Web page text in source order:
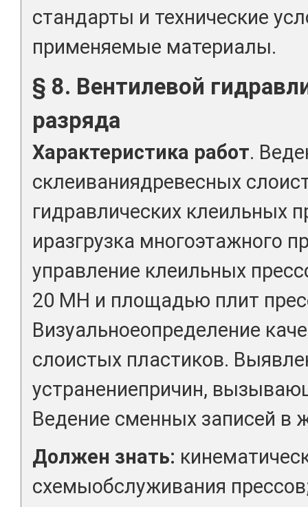
стандарты и технические
применяемые материалы.
§ 8. Вентилевой
разряда
Характеристика работ.
склеиваниядревесных
гидравлических клеильных
иразгрузка многоэтажного
управление клеильных
20 МН и площадью плит
Визуальноеопределение
слоистых пластиков.
устранениепричин,
Ведение сменных записей в
Должен знать:
схемыобслуживания